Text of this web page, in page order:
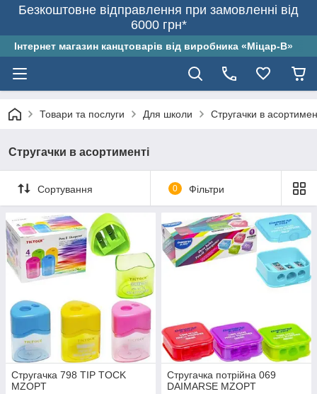
Безкоштовне відправлення при замовленні від
6000 грн*
Інтернет магазин канцтоварів від виробника «Міцар-В»
Товари та послуги Для школи Стругачки в
Стругачки в асортименті
Сортування 0 Фільтри
Стругачка 798 TIP TOCK
MZOPT
Стругачка потрійна 069
DAIMARSE MZOPT